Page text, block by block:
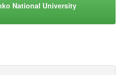
National University